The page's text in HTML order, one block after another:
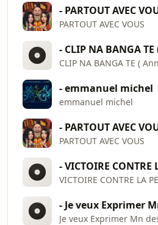
- PARTOUT AVEC
PARTOUT AVEC VOUS
- emmanuel michel
emmanuel michel
- PARTOUT AVEC
PARTOUT AVEC VOUS
- Je veux Exprimer
Je veux Exprimer Mn